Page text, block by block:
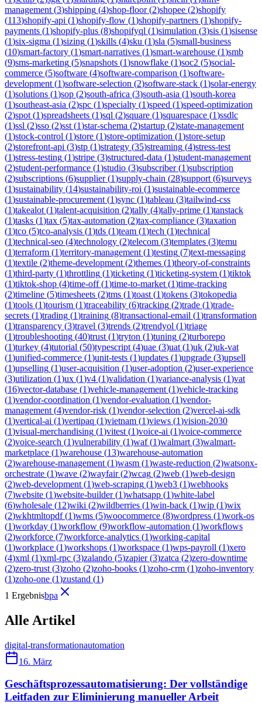
management (3)shipping (4)shop-floor(2)shopee (2)shopify
(113)shopify-api (1)shopify-flow (1)shopify-partners (1)shopify-
payments (1)shopify-plus (8)shopifyql (1)simulation (3)sis (1)sisense
(1)six-sigma (1)sizing (1)skills (4)sku (1)sla (5)small-business
(10)smart-factory (1)smart-narratives (1)smart-warehouse (1)smb
(9)sms-marketing (5)snapshots (1)snowflake (1)soc2 (5)social-
commerce (5)software (4)software-comparison (1)software-
development (1)software-selection (2)software-stack (1)solar-energy
(1)solutions (1)sop (2)south-africa (3)south-asia (1)south-korea
(1)southeast-asia (2)spc (1)specialty (1)speed (1)speed-optimization
(2)spot (1)spreadsheets (1)sql (2)square (1)squarespace (1)ssdlc
(1)ssl (2)sso (2)sst (1)star-schema (2)startup (2)state-management
(1)stock-control (1)store (1)store-optimization (1)store-setup
(2)storefront-api (3)stp (1)strategy (35)streaming (4)stress-test
(1)stress-testing (1)stripe (3)structured-data (1)student-management
(2)student-performance (1)studio (3)subscriber(1)subscription
(2)subscriptions (6)supplier(1)supply-chain (28)support (6)surveys
(1)sustainability (14)sustainability-roi (1)sustainable-ecommerce
(1)sustainable-procurement (1)sync (1)tableau (3)tailwind-css
(1)takealot (1)talent-acquisition (2)tally (4)tally-prime (1)tanstack
(1)tasks (1)tax (5)tax-automation (2)tax-compliance (3)taxation
(1)tco (5)tco-analysis (1)tds (1)team (1)tech (1)technical
(1)technical-seo (4)technology (2)telecom (3)templates (3)temu
(1)terraform (1)territory-management (1)testing (7)text-messaging
(1)textile (2)theme-development (2)themes (1)theory-of-constraints
(1)third-party (1)throttling (1)ticketing (1)ticketing-system (1)tiktok
(1)tiktok-shop (4)time-off(1)time-to-market (1)time-tracking
(2)timeline (5)timesheets (2)tms (1)toast (1)tokens (3)tokopedia
(1)tools (1)tourism (1)traceability (6)tracking (2)trade (1)trade-
secrets (1)trading (1)training (8)transactional-email (1)transformation
(1)transparency (3)travel (3)trends (2)trendyol (1)triage
(1)troubleshooting (40)trust (1)tryton (1)tuning (2)turborepo
(1)turkey (4)tutorial (50)typescript (4)uae (3)uat (1)uk (2)uk-vat
(1)unified-commerce (1)unit-tests (1)updates (1)upgrade (3)upsell
(1)upselling (1)user-acquisition (1)user-adoption (2)user-experience
(3)utilization (1)ux (1)v4 (1)validation (1)variance-analysis (1)vat
(16)vector-database (1)vehicle-management (1)vehicle-tracking
(1)vendor-coordination (1)vendor-evaluation (1)vendor-
management (4)vendor-risk (1)vendor-selection (2)vercel-ai-sdk
(1)vertical-ai (1)vertipaq (1)vietnam (1)views (1)vision-2030
(1)visual-merchandising (1)vitest (1)voice-ai (1)voice-commerce
(2)voice-search (1)vulnerability (1)waf(1)walmart (3)walmart-
marketplace (1)warehouse (13)warehouse-automation
(2)warehouse-management (1)wasm (1)waste-reduction (2)watsonx-
orchestrate (1)wave (2)wayfair(2)wcag (2)web (1)web-design
(2)web-development (1)web-scraping (1)web3 (1)webhooks
(7)website (1)website-builder(1)whatsapp (1)white-label
(6)wholesale (12)wiki (2)wildberries (1)win-back (1)wip (1)wix
(2)wkhtmltopdf(1)wms (5)woocommerce (8)wordpress (1)work-os
(1)workday (1)workflow (9)workflow-automation (1)workflows
(2)workforce (7)workforce-analytics (1)working-capital
(1)workplace (1)workshops (1)workspace (1)wps-payroll (1)xero
(4)xml (1)xml-rpc (3)zalando (5)zapier(3)zatca (2)zero-downtime
(2)zero-trust (3)zoho (2)zoho-books (1)zoho-crm (1)zoho-inventory
(1)zoho-one (1)zustand (1)
1 Ergebnisbpa
Alle Artikel
digital-transformationautomation
16. März
Geschäftsprozessautomatisierung: Der vollständige
Leitfaden zur Eliminierung manueller Arbeit